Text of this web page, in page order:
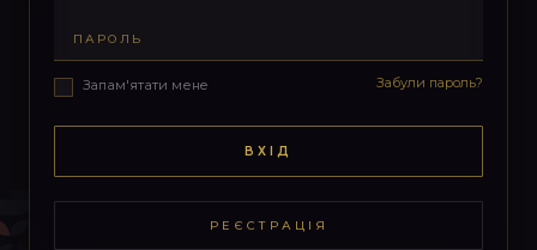
ПАРОЛЬ
Запам'ятати мене Забули пароль?
ВХІД
РЕЄСТРАЦІЯ